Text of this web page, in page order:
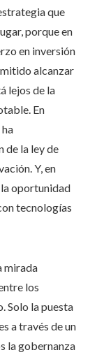
que
porque en
en inversión
alcanzar
lejos de la
En
de la ley de
Y, en
oportunidad
tecnologías
mirada
los
Solo la puesta
a través de un
la gobernanza